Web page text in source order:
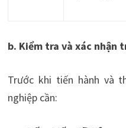
b. Kiểm tra và xác nhận
Trước khi tiến hành và
nghiệp cần: